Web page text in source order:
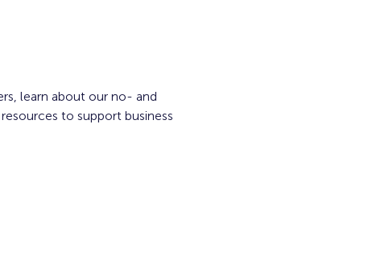
learn about our no- and
to support business